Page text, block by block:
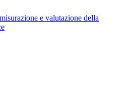
e valutazione della